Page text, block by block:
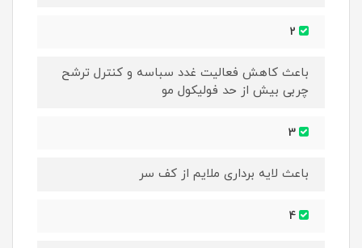
باعث کاهش فعالیت غدد سباسه و کنترل ترشح
چربی بیش از حد فولیکول مو
باعث لایه برداری ملایم از کف سر